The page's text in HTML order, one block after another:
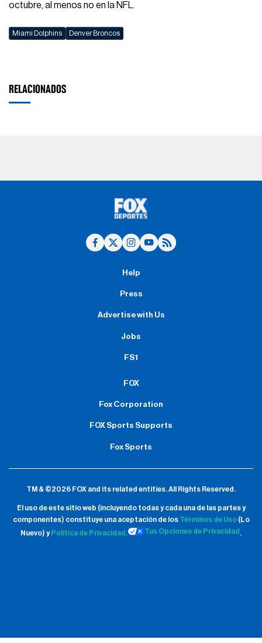
octubre, al menos no en la NFL.
Miami Dolphins Denver Broncos
RELACIONADOS
Help
Press
Advertise with Us
Jobs
FS1
FOX
Fox Corporation
FOX Sports Supports
Fox Sports
TM & ©2026 FOX and its related entities.All Rights Reserved.
El uso de este sitio web (incluyendo todas y cada una de las partes y
componentes) constituye una aceptación de los Términos de Uso(Lo
Nuevo) y Política de Privacidad. Tus Opciones de Privacidad .